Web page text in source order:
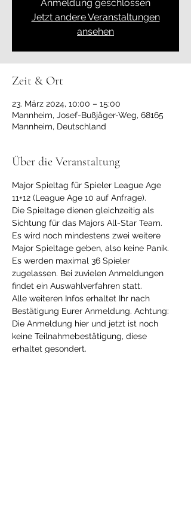
Anmeldung geschlossen
Jetzt andere Veranstaltungen
ansehen
Zeit & Ort
23. März 2024, 10:00 – 15:00
Mannheim, Josef-Bußjäger-Weg, 68165
Mannheim, Deutschland
Über die Veranstaltung
Major Spieltag für Spieler League Age
11+12 (League Age 10 auf Anfrage).
Die Spieltage dienen gleichzeitig als
Sichtung für das Majors All-Star Team.
Es wird noch mindestens zwei weitere
Major Spieltage geben, also keine Panik.
Es werden maximal 36 Spieler
zugelassen. Bei zuvielen Anmeldungen
findet ein Auswahlverfahren statt.
Alle weiteren Infos erhaltet Ihr nach
Bestätigung Eurer Anmeldung. Achtung:
Die Anmeldung hier und jetzt ist noch
keine Teilnahmebestätigung, diese
erhaltet gesondert.